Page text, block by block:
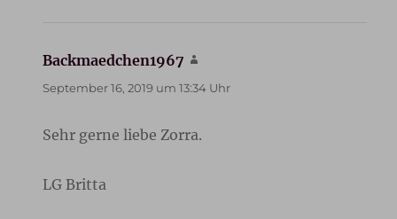
Backmaedchen1967
September 16, 2019 um 13:34 Uhr
Sehr gerne liebe Zorra.
LG Britta